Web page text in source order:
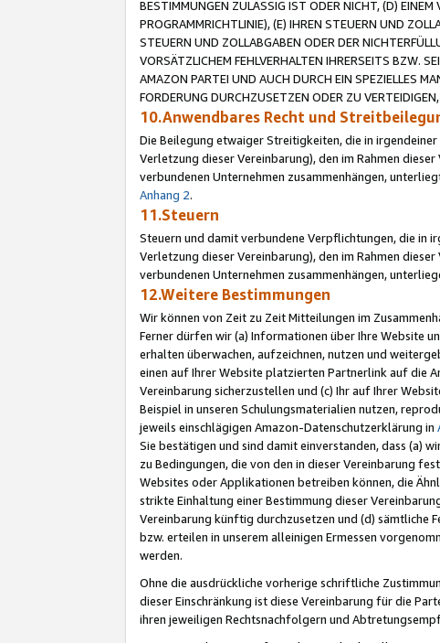
BESTIMMUNGEN ZULÄSSIG IST ODER NICHT, (D) EINEM
PROGRAMMRICHTLINIE), (E) IHREN STEUERN UND
STEUERN UND ZOLLABGABEN ODER DER
VORSÄTZLICHEM FEHLVERHALTEN IHRERSEITS BZW.
AMAZON PARTEI UND AUCH DURCH EIN SPEZIELLES
FORDERUNG DURCHZUSETZEN ODER ZU
10.Anwendbares Recht und
Die Beilegung etwaiger Streitigkeiten, die in
Verletzung dieser Vereinbarung), den im Rahmen
verbundenen Unternehmen zusammenhängen,
Anhang 2.
11.Steuern
Steuern und damit verbundene Verpflichtungen, die in
Verletzung dieser Vereinbarung), den im Rahmen
verbundenen Unternehmen zusammenhängen,
12.Weitere Bestimmungen
Wir können von Zeit zu Zeit Mitteilungen im
Ferner dürfen wir (a) Informationen über Ihre Website
erhalten überwachen, aufzeichnen, nutzen und
einen auf Ihrer Website platzierten Partnerlink auf die
Vereinbarung sicherzustellen und (c) Ihr auf Ihrer
Beispiel in unseren Schulungsmaterialien nutzen,
jeweils einschlägigen Amazon-Datenschutzerklärung in
Sie bestätigen und sind damit einverstanden, dass (a)
zu Bedingungen, die von den in dieser Vereinbarung
Websites oder Applikationen betreiben können, die
strikte Einhaltung einer Bestimmung dieser
Vereinbarung künftig durchzusetzen und (d) sämtliche
bzw. erteilen in unserem alleinigen Ermessen
werden.
Ohne die ausdrückliche vorherige schriftliche
dieser Einschränkung ist diese Vereinbarung für die
ihren jeweiligen Rechtsnachfolgern und